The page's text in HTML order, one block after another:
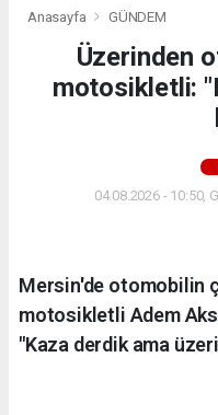
Anasayfa GÜNDEM
Üzerinden
motosikletli:
04.08.2026 - 10:50,
Mersin'de otomobilin
motosikletli Adem
"Kaza derdik ama